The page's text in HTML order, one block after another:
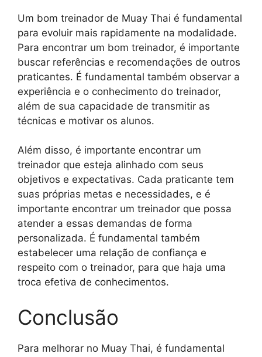
Um bom treinador de Muay Thai é fundamental
para evoluir mais rapidamente na modalidade.
Para encontrar um bom treinador, é importante
buscar referências e recomendações de outros
praticantes. É fundamental também observar a
experiência e o conhecimento do treinador,
além de sua capacidade de transmitir as
técnicas e motivar os alunos.
Além disso, é importante encontrar um
treinador que esteja alinhado com seus
objetivos e expectativas. Cada praticante tem
suas próprias metas e necessidades, e é
importante encontrar um treinador que possa
atender a essas demandas de forma
personalizada. É fundamental também
estabelecer uma relação de confiança e
respeito com o treinador, para que haja uma
troca efetiva de conhecimentos.
Conclusão
Para melhorar no Muay Thai, é fundamental